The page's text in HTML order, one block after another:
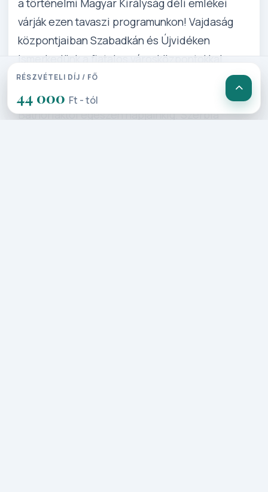
a történelmi Magyar Királyság déli emlékei
várják ezen tavaszi programunkon! Vajdaság
központjaiban Szabadkán és Újvidéken
ismerkedünk a fiatalos városközpontokkal.
Zimony váránál Hunyadi emlékét kutatjuk,
Karlócán pedig tanulmányozzuk történelmét a
Báthoriaktól egészen napjainkig. Szerbia
RÉSZVÉTELI DÍJ / FŐ
44 000 Ft - tól